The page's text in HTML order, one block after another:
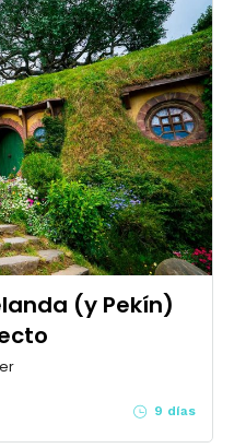
(y Pekín)
9 días